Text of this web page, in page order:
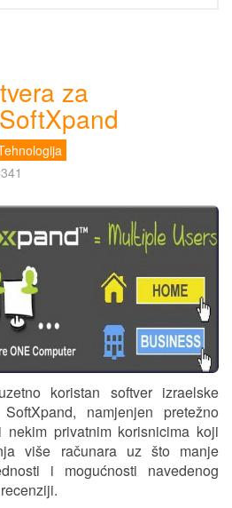
za
koristan softver izraelske
namjenjen pretežno
nekim privatnim korisnicima koji
više računara uz što manje
i mogućnosti navedenog